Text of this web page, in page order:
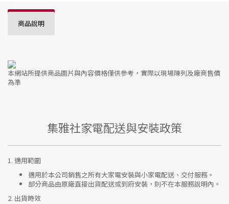
商品說明
本網站所提供商品圖片與內容價格僅供參考，實際以現場陳列及廠商售價
為準
集雅社家電配送與安裝政策
1. 適用範圍
適用於本公司銷售之所有大家電安裝與小家電配送、交付服務。
部分商品由原廠直接出貨配送或到府安裝，則不在本服務說明內。
2. 出貨時效